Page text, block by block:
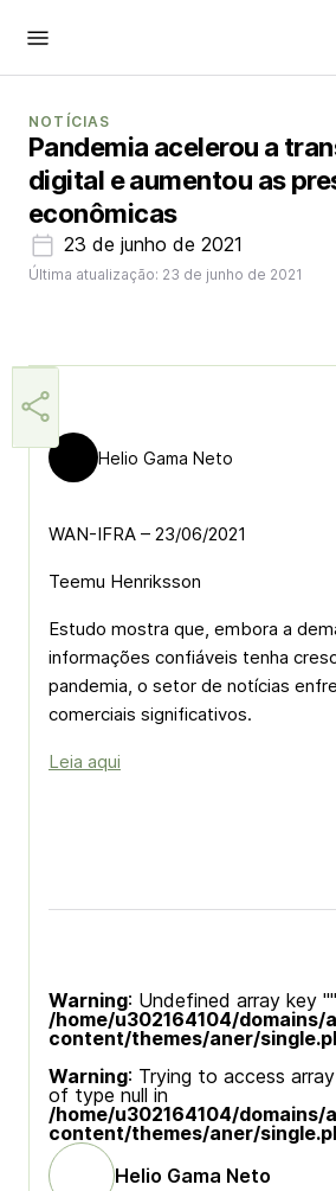
NOTÍCIAS
Pandemia acelerou a
digital e aumentou as
econômicas
23 de junho de 2021
Última atualização: 23 de junho de 2021
Helio Gama Neto
WAN-IFRA – 23/06/2021
Teemu Henriksson
Estudo mostra que, embora a
informações confiáveis tenha
pandemia, o setor de notícias
comerciais significativos.
Leia aqui
Warning: Undefined array key
/home/u302164104/
content/themes/aner/
Warning: Trying to access
of type null in
/home/u302164104/
content/themes/aner/
Helio Gama Neto